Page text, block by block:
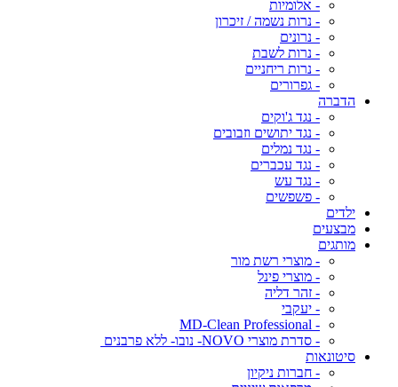
- אלומיות
- נרות נשמה / זיכרון
- נרונים
- נרות לשבת
- נרות ריחניים
- גפרורים
הדברה
- נגד ג'וקים
- נגד יתושים וזבובים
- נגד נמלים
- נגד עכברים
- נגד עש
- פשפשים
ילדים
מבצעים
מותגים
- מוצרי רשת מור
- מוצרי פינל
- זהר דליה
- יעקבי
- MD-Clean Professional
- סדרת מוצרי NOVO- נובו- ללא פרבנים
סיטונאות
- חברות ניקיון